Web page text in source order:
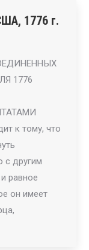
1776 г.
1776
к тому, что
с другим
равное
он имеет